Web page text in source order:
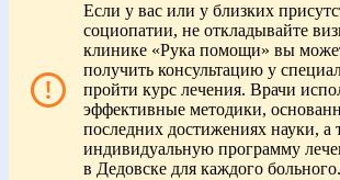
Если у вас или у близких
социопатии, не откладывайте
клинике «Рука помощи» вы
получить консультацию у
пройти курс лечения. Врачи
эффективные методики,
последних достижениях науки, а
индивидуальную программу
в Дедовске для каждого больного.